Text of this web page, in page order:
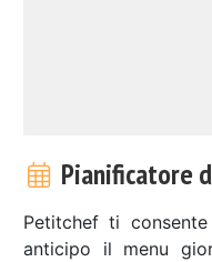
Pianificatore
Petitchef ti
anticipo il menu